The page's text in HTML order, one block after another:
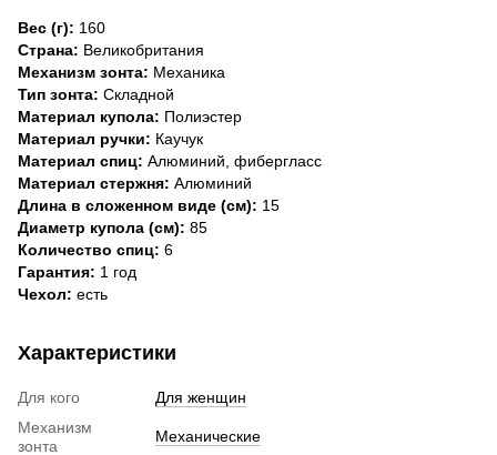
Вес (г): 160
Страна: Великобритания
Механизм зонта: Механика
Тип зонта: Складной
Материал купола: Полиэстер
Материал ручки: Каучук
Материал спиц: Алюминий, фибергласс
Материал стержня: Алюминий
Длина в сложенном виде (см): 15
Диаметр купола (см): 85
Количество спиц: 6
Гарантия: 1 год
Чехол: есть
Характеристики
Для кого
Для женщин
Механизм
зонта
Механические